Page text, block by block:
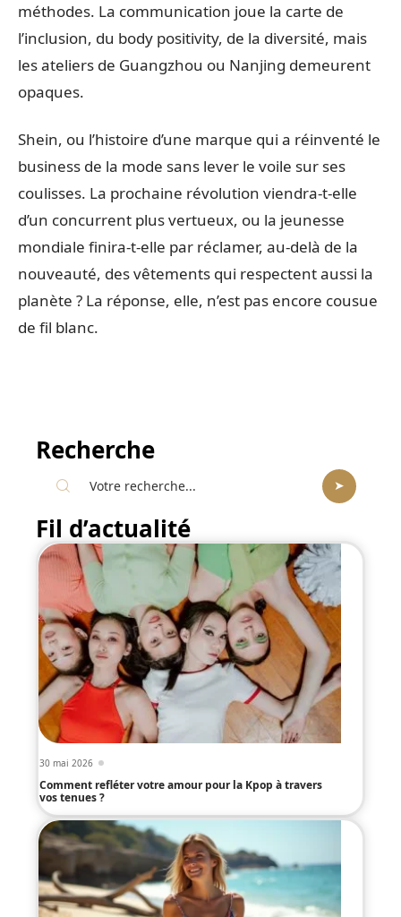
méthodes. La communication joue la carte de
l’inclusion, du body positivity, de la diversité, mais
les ateliers de Guangzhou ou Nanjing demeurent
opaques.
Shein, ou l’histoire d’une marque qui a réinventé le
business de la mode sans lever le voile sur ses
coulisses. La prochaine révolution viendra-t-elle
d’un concurrent plus vertueux, ou la jeunesse
mondiale finira-t-elle par réclamer, au-delà de la
nouveauté, des vêtements qui respectent aussi la
planète ? La réponse, elle, n’est pas encore cousue
de fil blanc.
Recherche
Fil d’actualité
30 mai 2026
Comment refléter votre amour pour la Kpop à travers
vos tenues ?